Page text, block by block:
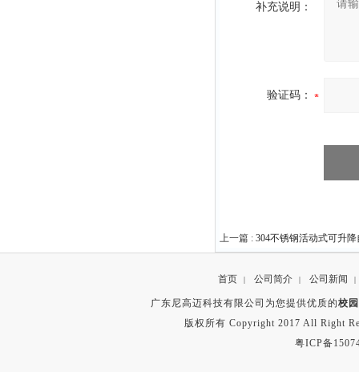
补充说明：
验证码：
上一篇 : 304不锈钢活动式可升
首页 | 公司简介 | 公司新闻 |
广东尼高迈科技有限公司为您提供优质的校
版权所有 Copyright 2017 All Right
粤ICP备